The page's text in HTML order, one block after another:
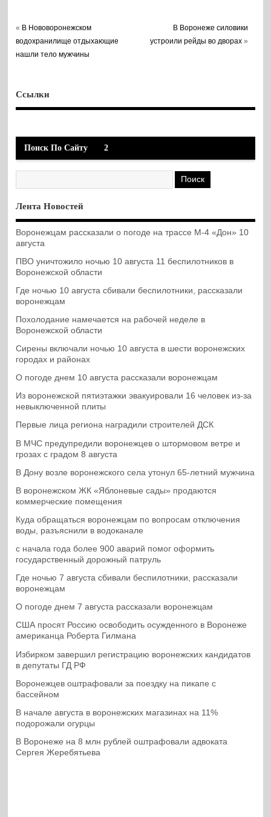
« В Нововоронежском
водохранилище отдыхающие
нашли тело мужчины
В Воронеже силовики
устроили рейды во дворах »
Ссылки
Поиск По Сайту 2
Лента Новостей
Воронежцам рассказали о погоде на трассе М-4 «Дон» 10
августа
ПВО уничтожило ночью 10 августа 11 беспилотников в
Воронежской области
Где ночью 10 августа сбивали беспилотники, рассказали
воронежцам
Похолодание намечается на рабочей неделе в
Воронежской области
Сирены включали ночью 10 августа в шести воронежских
городах и районах
О погоде днем 10 августа рассказали воронежцам
Из воронежской пятиэтажки эвакуировали 16 человек из-за
невыключенной плиты
Первые лица региона наградили строителей ДСК
В МЧС предупредили воронежцев о штормовом ветре и
грозах с градом 8 августа
В Дону возле воронежского села утонул 65-летний мужчина
В воронежском ЖК «Яблоневые сады» продаются
коммерческие помещения
Куда обращаться воронежцам по вопросам отключения
воды, разъяснили в водоканале
с начала года более 900 аварий помог оформить
государственный дорожный патруль
Где ночью 7 августа сбивали беспилотники, рассказали
воронежцам
О погоде днем 7 августа рассказали воронежцам
США просят Россию освободить осужденного в Воронеже
американца Роберта Гилмана
Избирком завершил регистрацию воронежских кандидатов
в депутаты ГД РФ
Воронежцев оштрафовали за поездку на пикапе с
бассейном
В начале августа в воронежских магазинах на 11%
подорожали огурцы
В Воронеже на 8 млн рублей оштрафовали адвоката
Сергея Жеребятьева